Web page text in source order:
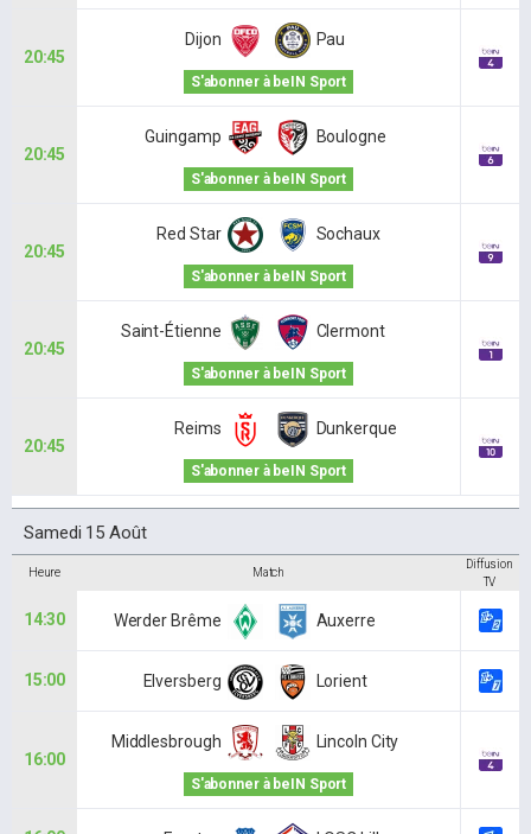
20:45
Dijon Pau
S'abonner à beIN Sport
20:45
Guingamp Boulogne
S'abonner à beIN Sport
20:45
Red Star Sochaux
S'abonner à beIN Sport
20:45
Saint-Étienne Clermont
S'abonner à beIN Sport
20:45
Reims Dunkerque
S'abonner à beIN Sport
Samedi 15 Août
Heure Match
Diffusion
TV
14:30 Werder Brême Auxerre
15:00 Elversberg Lorient
16:00
Middlesbrough Lincoln City
S'abonner à beIN Sport